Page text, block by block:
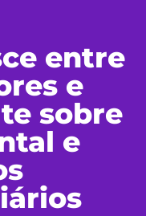
entre
e
sobre
e